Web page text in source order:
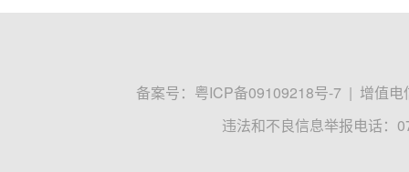
备案号： 粤ICP备09109218号-7 | 增值电
违法和不良信息举报电话：